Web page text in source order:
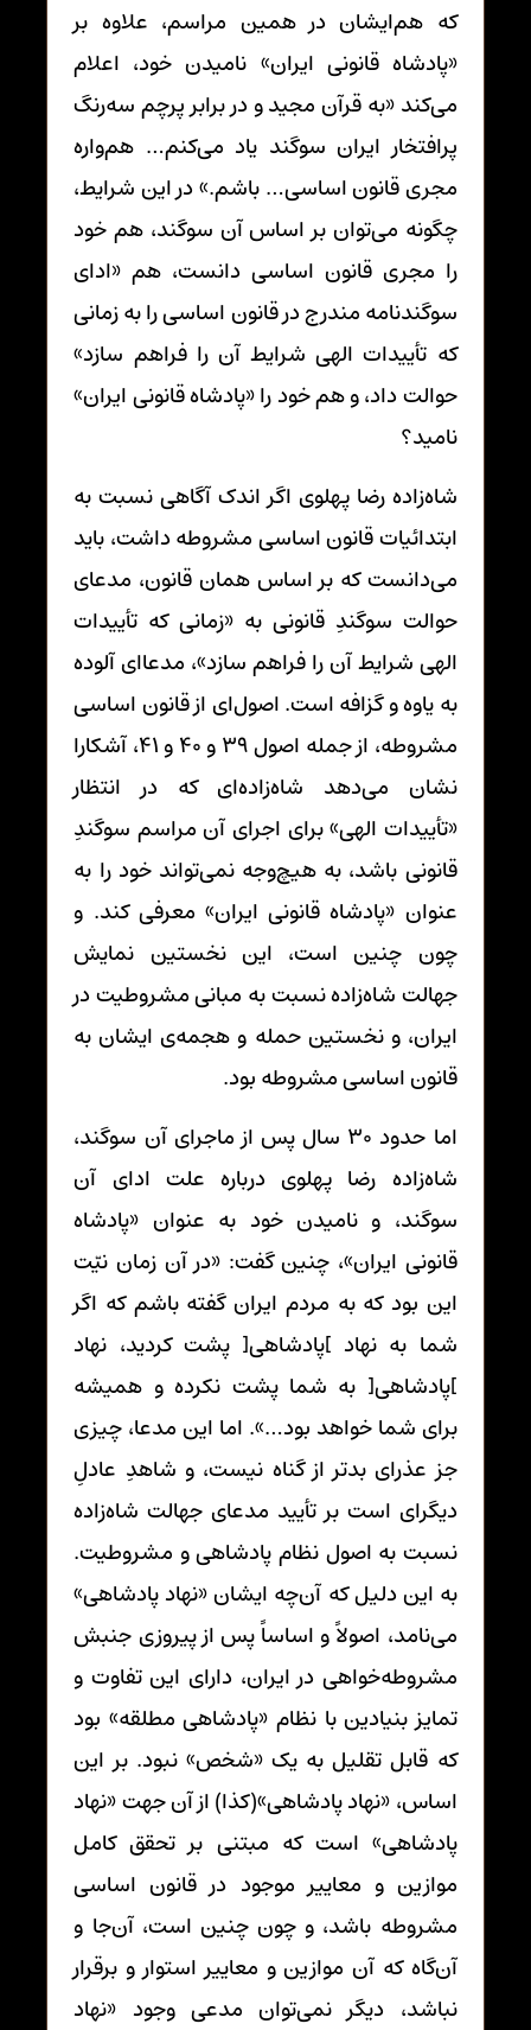
که هم‌ایشان در همین مراسم، علاوه بر
«پادشاه قانونی ایران» نامیدن خود، اعلام
می‌کند «به قرآن مجید و در برابر پرچم سه‌رنگ
پرافتخار ایران سوگند یاد می‌کنم… هم‌واره
مجری قانون اساسی… باشم.» در این شرایط،
چگونه می‌توان بر اساس آن سوگند، هم خود
را مجری قانون اساسی دانست، هم «ادای
سوگندنامه مندرج در قانون اساسی را به زمانی
که تأییدات الهی شرایط آن را فراهم سازد»
حوالت داد، و هم خود را «پادشاه قانونی ایران»
نامید؟
شاه‌زاده رضا پهلوی اگر اندک آگاهی نسبت به
ابتدائیات قانون اساسی مشروطه داشت، باید
می‌دانست که بر اساس همان قانون، مدعای
حوالت سوگندِ قانونی به «زمانی که تأییدات
الهی شرایط آن را فراهم سازد»، مدعاای آلوده
به یاوه و گزافه است. اصول‌ای از قانون اساسی
مشروطه، از جمله اصول 39 و 40 و 41، آشکارا
نشان می‌دهد شاه‌زاده‌ای که در انتظار
«تأییدات الهی» برای اجرای آن مراسم سوگندِ
قانونی باشد، به هیچ‌وجه نمی‌تواند خود را به
عنوان «پادشاه قانونی ایران» معرفی کند. و
چون چنین است، این نخستین نمایش
جهالت شاه‌زاده نسبت به مبانی مشروطیت در
ایران، و نخستین حمله و هجمه‌ی ایشان به
قانون اساسی مشروطه بود.
اما حدود 30 سال پس از ماجرای آن سوگند،
شاه‌زاده رضا پهلوی درباره علت ادای آن
سوگند، و نامیدن خود به عنوان «پادشاه
قانونی ایران»، چنین گفت: «در آن زمان نیّت
این بود که به مردم ایران گفته باشم که اگر
شما به نهاد ]پادشاهی[ پشت کردید، نهاد
]پادشاهی[ به شما پشت نکرده و همیشه
برای شما خواهد بود…». اما این مدعا، چیزی
جز عذرای بدتر از گناه نیست، و شاهدِ عادلِ
دیگرای است بر تأیید مدعای جهالت شاه‌زاده
نسبت به اصول نظام پادشاهی و مشروطیت.
به این دلیل که آن‌چه ایشان «نهاد پادشاهی»
می‌نامد، اصولاً و اساساً پس از پیروزی جنبش
مشروطه‌خواهی در ایران، دارای این تفاوت و
تمایز بنیادین با نظام «پادشاهی مطلقه» بود
که قابل تقلیل به یک «شخص» نبود. بر این
اساس، «نهاد پادشاهی»(کذا) از آن جهت «نهاد
پادشاهی» است که مبتنی بر تحقق کامل
موازین و معاییر موجود در قانون اساسی
مشروطه باشد، و چون چنین است، آن‌جا و
آن‌گاه که آن موازین و معاییر استوار و برقرار
نباشد، دیگر نمی‌توان مدعی وجود «نهاد